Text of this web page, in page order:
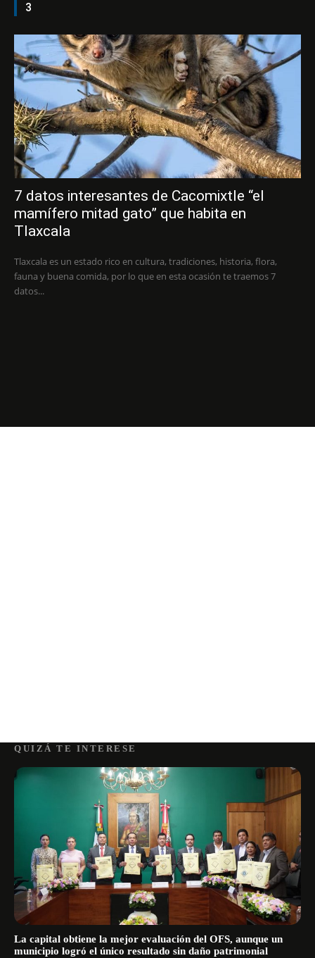
3
7 datos interesantes de Cacomixtle “el
mamífero mitad gato” que habita en
Tlaxcala
Tlaxcala es un estado rico en cultura, tradiciones, historia, flora,
fauna y buena comida, por lo que en esta ocasión te traemos 7
datos...
QUIZÁ TE INTERESE
La capital obtiene la mejor evaluación del OFS, aunque un
municipio logró el único resultado sin daño patrimonial